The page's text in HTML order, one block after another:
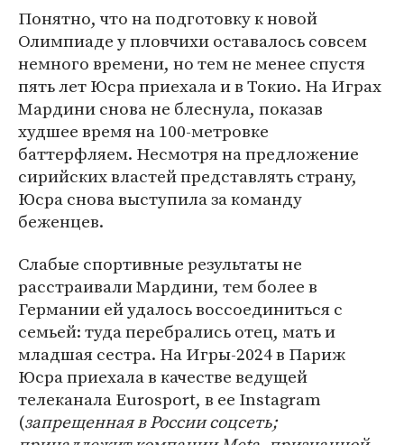
Понятно, что на подготовку к новой
Олимпиаде у пловчихи оставалось совсем
немного времени, но тем не менее спустя
пять лет Юсра приехала и в Токио. На Играх
Мардини снова не блеснула, показав
худшее время на 100-метровке
баттерфляем. Несмотря на предложение
сирийских властей представлять страну,
Юсра снова выступила за команду
беженцев.
Слабые спортивные результаты не
расстраивали Мардини, тем более в
Германии ей удалось воссоединиться с
семьей: туда перебрались отец, мать и
младшая сестра. На Игры-2024 в Париж
Юсра приехала в качестве ведущей
телеканала Eurosport, в ее Instagram
(запрещенная в России соцсеть;